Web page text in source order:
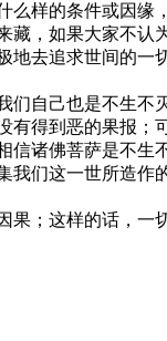
的条件或因缘
，如果大家不
去追求世间的
己也是不生不
得到恶的果报
诸佛菩萨是不
们这一世所造
这样的话，一